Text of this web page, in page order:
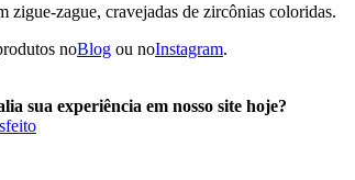
zigue-zague, cravejadas de zircônias coloridas.
noBlog ou noInstagram.
sua experiência em nosso site hoje?